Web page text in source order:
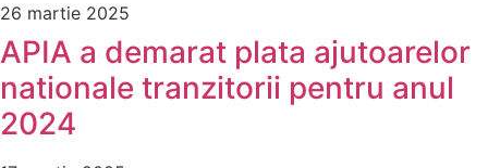
26 martie 2025
APIA a demarat plata ajutoarelor
nationale tranzitorii pentru anul
2024